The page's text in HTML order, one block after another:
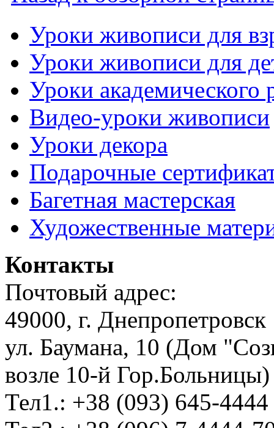
Уроки живописи для
Уроки живописи для
Уроки академического
Видео-уроки живописи
Уроки декора
Подарочные
Багетная мастерская
Художественные
Контакты
Почтовый адрес:
49000, г. Днепропетровск
ул. Баумана, 10 (Дом
возле 10-й Гор.Больницы)
Тел1.: +38 (093) 645-4444